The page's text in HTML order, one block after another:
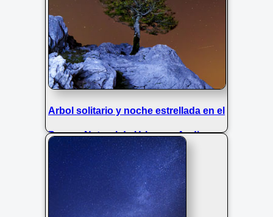
Arbol solitario y noche estrellada en el
Parque Natural de Urbasa y Andia,
Navarra